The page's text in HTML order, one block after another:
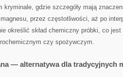
kryminale, gdzie szczegóły mają
przez częstotliwości, aż po
określić skład chemiczny próbki, co jest
czy spożywczym.
— alternatywa dla tradycyjnych